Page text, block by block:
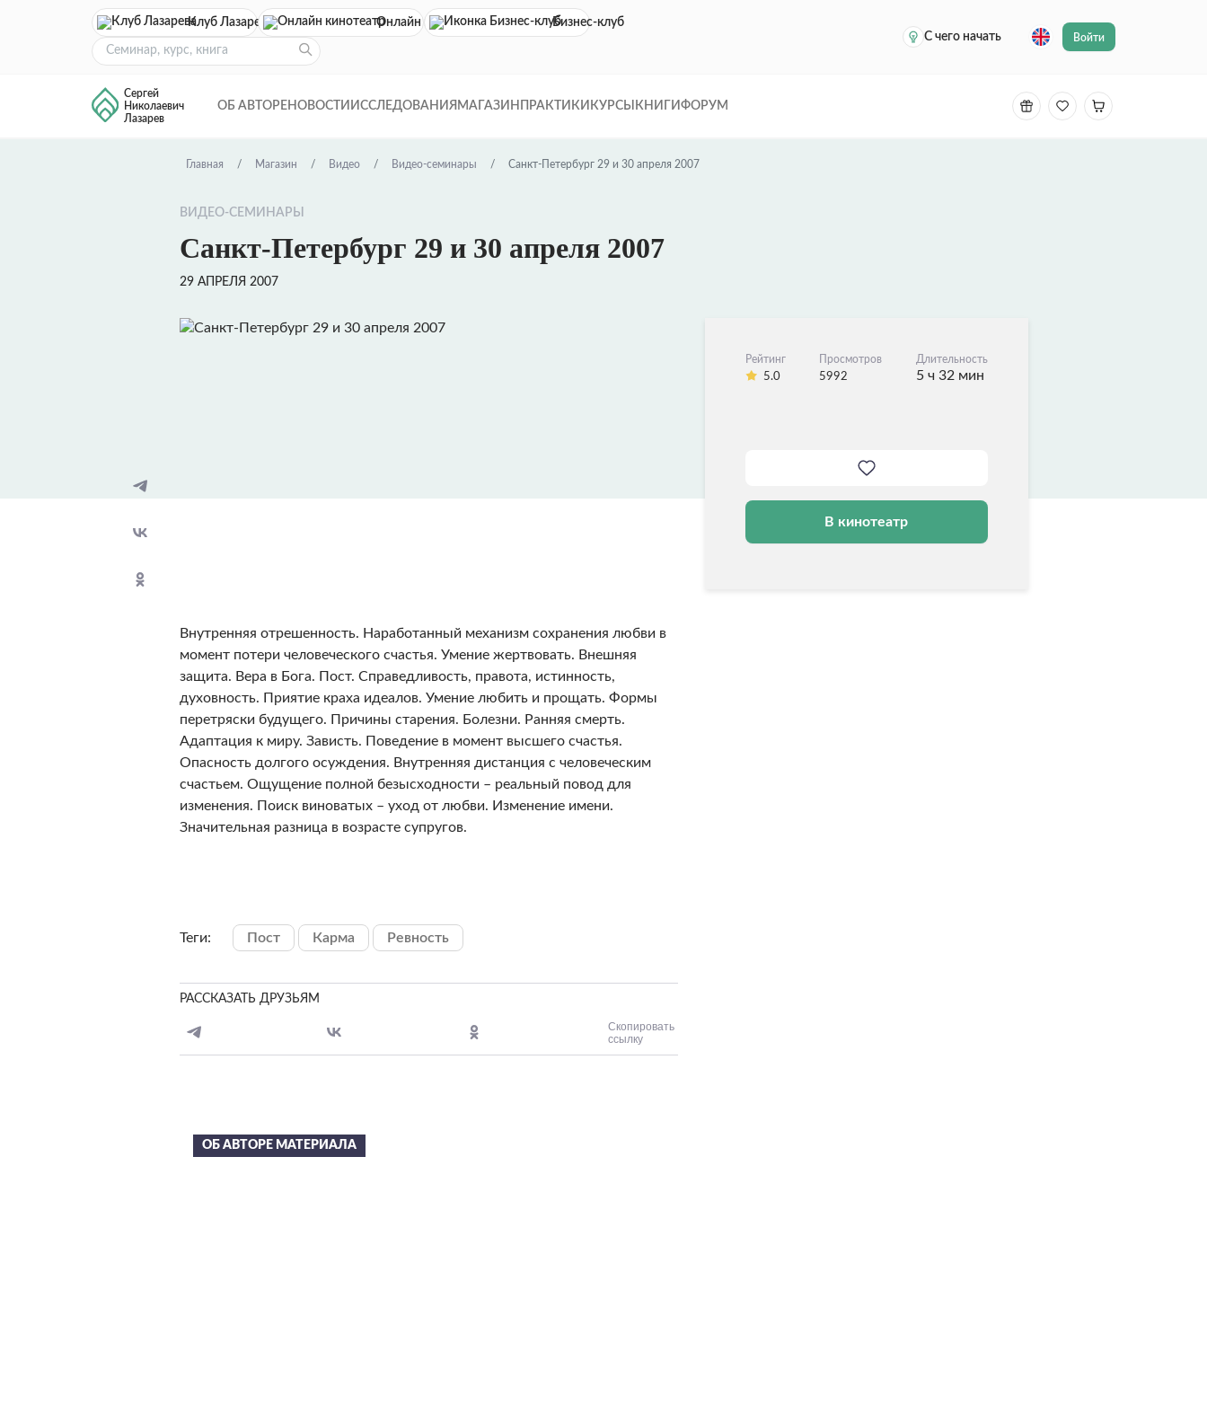
Клуб Лазарева Онлайн кинотеатр
Бизнес-клуб
С чего начать
Войти
Сергей
Николаевич
Лазарев
ОБ АВТОРЕ НОВОСТИ ИССЛЕДОВАНИЯ МАГАЗИН ПРАКТИКИ КУРСЫ КНИГИ ФОРУМ
Главная Магазин Видео Видео-семинары Санкт-Петербург 29 и 30 апреля 2007
ВИДЕО-СЕМИНАРЫ
Санкт-Петербург 29 и 30 апреля 2007
29 АПРЕЛЯ 2007
Рейтинг
5.0
Просмотров
5992
Длительность
5 ч 32 мин
В кинотеатр
Внутренняя отрешенность. Наработанный механизм сохранения любви в
момент потери человеческого счастья. Умение жертвовать. Внешняя
защита. Вера в Бога. Пост. Справедливость, правота, истинность,
духовность. Приятие краха идеалов. Умение любить и прощать. Формы
перетряски будущего. Причины старения. Болезни. Ранняя смерть.
Адаптация к миру. Зависть. Поведение в момент высшего счастья.
Опасность долгого осуждения. Внутренняя дистанция с человеческим
счастьем. Ощущение полной безысходности – реальный повод для
изменения. Поиск виноватых – уход от любви. Изменение имени.
Значительная разница в возрасте супругов.
Теги: Пост Карма Ревность
РАССКАЗАТЬ ДРУЗЬЯМ
Скопировать
ссылку
ОБ АВТОРЕ МАТЕРИАЛА